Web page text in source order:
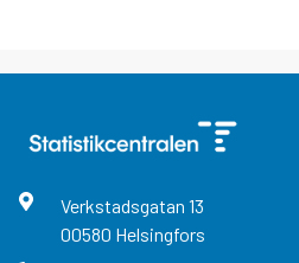
Verkstadsgatan 13
00580 Helsingfors